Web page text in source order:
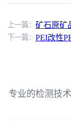
上一篇： 矿石原矿
下一篇： PEI改性
专业的检测技